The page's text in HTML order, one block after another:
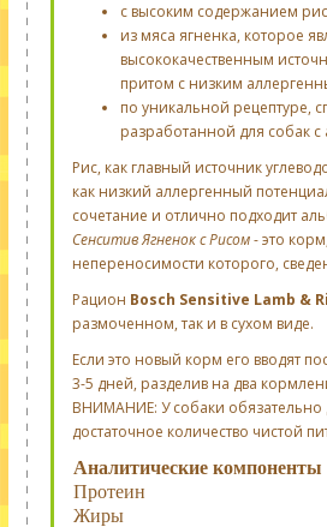
с высоким содержанием
из мяса ягненка, которое
высококачественным
притом с низким
по уникальной рецептуре,
разработанной для собак с
Рис, как главный источник
как низкий аллергенный
сочетание и отлично подходит
Сенситив Ягненок с Рисом- это
непереносимости которого,
Рацион Bosch Sensitive Lamb &
размоченном, так и в сухом виде.
Если это новый корм его вводят
3-5 дней, разделив на два
ВНИМАНИЕ: У собаки
достаточное количество чистой
Аналитические компоненты
Протеин
Жиры